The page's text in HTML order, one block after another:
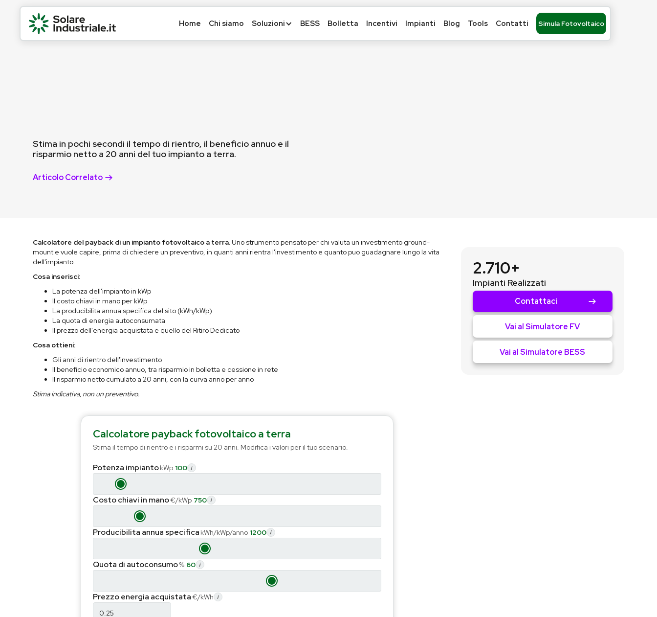
Home Chi siamo Soluzioni BESS Bolletta Incentivi Impianti Blog Tools Contatti Simula Fotovoltaico
Stima in pochi secondi il tempo di rientro, il beneficio annuo e il
risparmio netto a 20 anni del tuo impianto a terra.
Articolo Correlato
Calcolatore del payback di un impianto fotovoltaico a terra. Uno strumento pensato per chi valuta un investimento ground-
mount e vuole capire, prima di chiedere un preventivo, in quanti anni rientra l'investimento e quanto puo guadagnare lungo la vita
dell'impianto.
Cosa inserisci:
La potenza dell'impianto in kWp
Il costo chiavi in mano per kWp
La producibilita annua specifica del sito (kWh/kWp)
La quota di energia autoconsumata
Il prezzo dell'energia acquistata e quello del Ritiro Dedicato
Cosa ottieni:
Gli anni di rientro dell'investimento
Il beneficio economico annuo, tra risparmio in bolletta e cessione in rete
Il risparmio netto cumulato a 20 anni, con la curva anno per anno
Stima indicativa, non un preventivo.
Calcolatore payback fotovoltaico a terra
Stima il tempo di rientro e i risparmi su 20 anni. Modifica i valori per il tuo scenario.
Potenza impiantokWp 100 i
Costo chiavi in mano€/kWp 750 i
Producibilita annua specifica kWh/kWp/anno 1200 i
Quota di autoconsumo% 60 i
Prezzo energia acquistata€/kWh i
2.710+
Impianti Realizzati
Contattaci
Vai al Simulatore FV
Vai al Simulatore BESS